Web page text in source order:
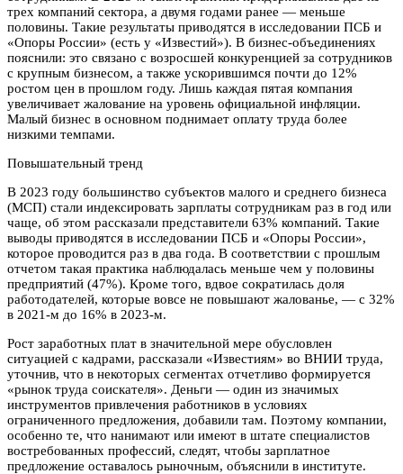
трех компаний сектора, а двумя годами ранее — меньше
половины. Такие результаты приводятся в исследовании ПСБ и
«Опоры России» (есть у «Известий»). В бизнес-объединениях
пояснили: это связано с возросшей конкуренцией за сотрудников
с крупным бизнесом, а также ускорившимся почти до 12%
ростом цен в прошлом году. Лишь каждая пятая компания
увеличивает жалование на уровень официальной инфляции.
Малый бизнес в основном поднимает оплату труда более
низкими темпами.
Повышательный тренд
В 2023 году большинство субъектов малого и среднего бизнеса
(МСП) стали индексировать зарплаты сотрудникам раз в год или
чаще, об этом рассказали представители 63% компаний. Такие
выводы приводятся в исследовании ПСБ и «Опоры России»,
которое проводится раз в два года. В соответствии с прошлым
отчетом такая практика наблюдалась меньше чем у половины
предприятий (47%). Кроме того, вдвое сократилась доля
работодателей, которые вовсе не повышают жалованье, — с 32%
в 2021-м до 16% в 2023-м.
Рост заработных плат в значительной мере обусловлен
ситуацией с кадрами, рассказали «Известиям» во ВНИИ труда,
уточнив, что в некоторых сегментах отчетливо формируется
«рынок труда соискателя». Деньги — один из значимых
инструментов привлечения работников в условиях
ограниченного предложения, добавили там. Поэтому компании,
особенно те, что нанимают или имеют в штате специалистов
востребованных профессий, следят, чтобы зарплатное
предложение оставалось рыночным, объяснили в институте.